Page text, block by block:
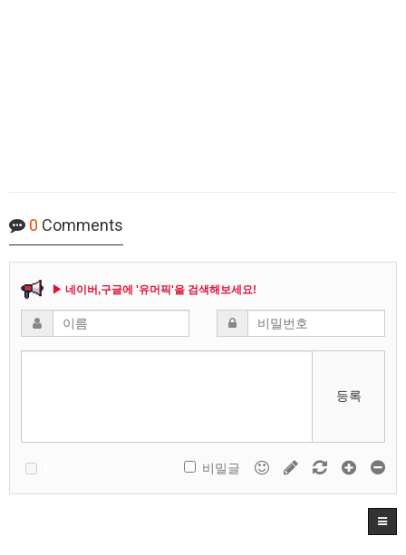
0 Comments
▶ 네이버,구글에 '유머픽'을 검색해보세요!
등록
비밀글